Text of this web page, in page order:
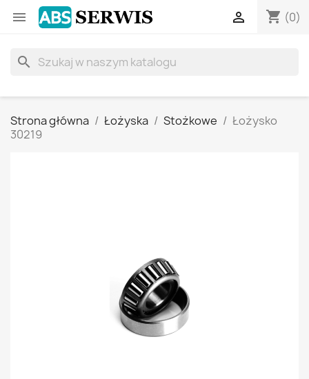
 shopping_cart (0)

search
Strona główna Łożyska Stożkowe
Łożysko
30219